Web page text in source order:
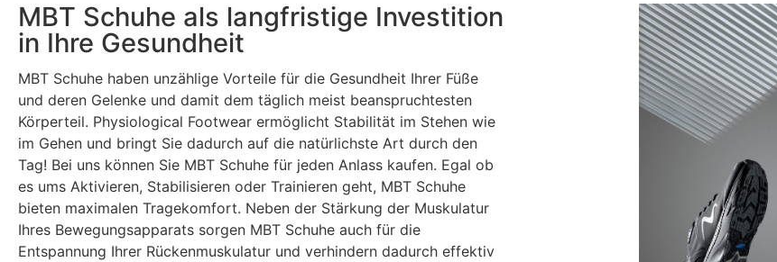
MBT Schuhe als langfristige Investition
in Ihre Gesundheit
MBT Schuhe haben unzählige Vorteile für die Gesundheit Ihrer Füße
und deren Gelenke und damit dem täglich meist beanspruchtesten
Körperteil. Physiological Footwear ermöglicht Stabilität im Stehen wie
im Gehen und bringt Sie dadurch auf die natürlichste Art durch den
Tag! Bei uns können Sie MBT Schuhe für jeden Anlass kaufen. Egal ob
es ums Aktivieren, Stabilisieren oder Trainieren geht, MBT Schuhe
bieten maximalen Tragekomfort. Neben der Stärkung der Muskulatur
Ihres Bewegungsapparats sorgen MBT Schuhe auch für die
Entspannung Ihrer Rückenmuskulatur und verhindern dadurch effektiv